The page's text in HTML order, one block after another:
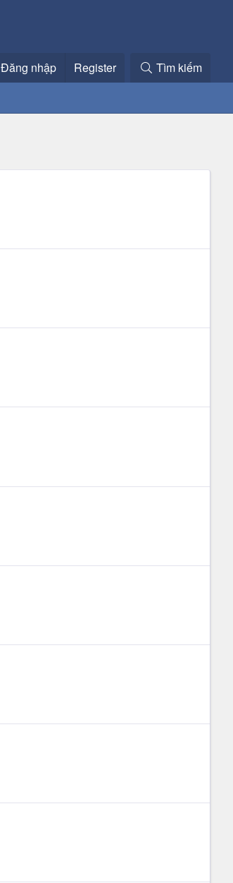
Đăng nhập Register Tìm kiếm